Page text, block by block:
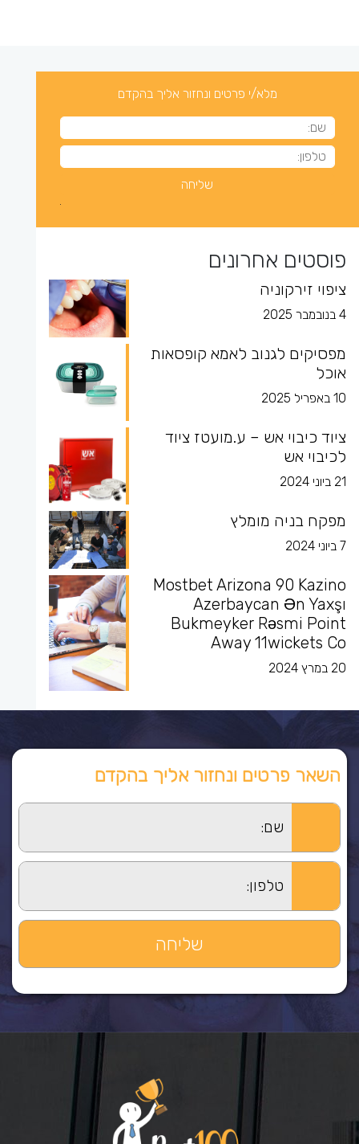
מלא/י פרטים ונחזור אליך בהקדם
פוסטים אחרונים
ציפוי זירקוניה
4 בנובמבר 2025
מפסיקים לגנוב לאמא קופסאות
אוכל
10 באפריל 2025
ציוד כיבוי אש – ע.מועטז ציוד
לכיבוי אש
21 ביוני 2024
מפקח בניה מומלץ
7 ביוני 2024
Mostbet Arizona 90 Kazino
Azerbaycan Ən Yaxşı
Bukmeyker Rəsmi Point
Away 11wickets Co
20 במרץ 2024
השאר פרטים ונחזור אליך בהקדם